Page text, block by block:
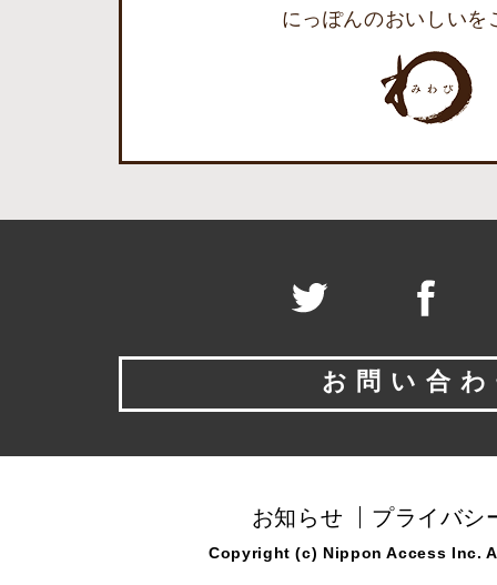
にっぽんのおいしいを
お問い合
お知らせ プライバシ
Copyright (c) Nippon Access Inc.